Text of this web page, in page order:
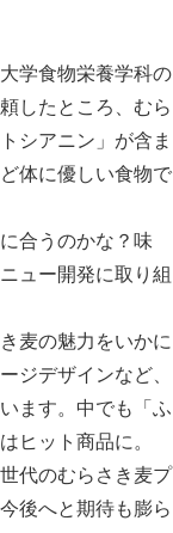
学食物栄養学科の
したところ、むら
シアニン」が含ま
体に優しい食物で
合うのかな？味
ュー開発に取り組
麦の魅力をいかに
ジデザインなど、
ます。中でも「ふ
ヒット商品に。
代のむらさき麦プ
後へと期待も膨ら